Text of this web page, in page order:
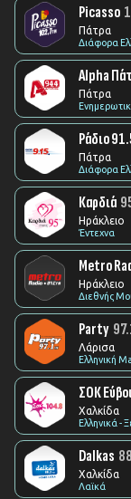
Picasso
Πάτρα
Διάφορα
Alpha
Πάτρα
Ράδιο
Πάτρα
Διάφορα
Καρδιά
Ηράκλειο
Έντεχνα
Metro
Ηράκλειο
Διεθνής
Party
Λάρισα
Ελληνική
ΣΟΚ
Χαλκίδα
Ελληνικά -
Dalkas
Χαλκίδα
Λαϊκά